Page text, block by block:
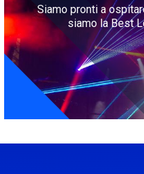
Siamo pronti a
siamo la Best